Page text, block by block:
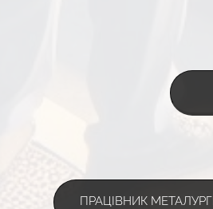
ПРАЦІВНИК